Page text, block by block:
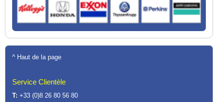
^ Haut de la page
Service Clientèle
T: +33 (0)8 26 80 56 80